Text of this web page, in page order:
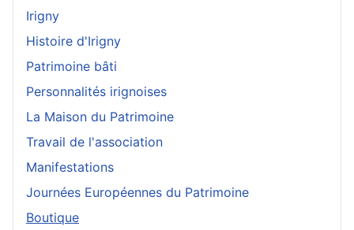
Irigny
Histoire d'Irigny
Patrimoine bâti
Personnalités irignoises
La Maison du Patrimoine
Travail de l'association
Manifestations
Journées Européennes du Patrimoine
Boutique